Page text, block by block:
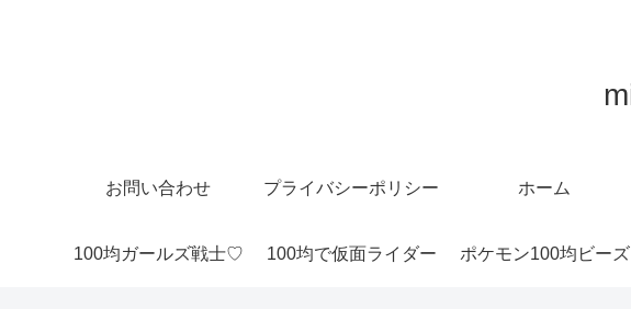
お問い合わせ プライバシーポリシー ホーム
100均ガールズ戦士♡ 100均で仮面ライダー ポケモン100均ビーズ